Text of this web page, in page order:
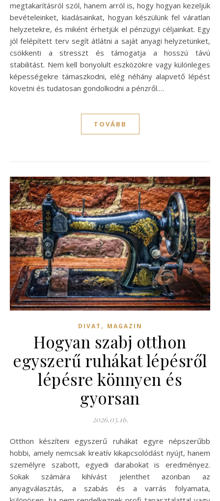
megtakarításról szól, hanem arról is, hogy hogyan kezeljük
bevételeinket, kiadásainkat, hogyan készülünk fel váratlan
helyzetekre, és miként érhetjük el pénzügyi céljainkat. Egy
jól felépített terv segít átlátni a saját anyagi helyzetünket,
csökkenti a stresszt és támogatja a hosszú távú
stabilitást. Nem kell bonyolult eszközökre vagy különleges
képességekre támaszkodni, elég néhány alapvető lépést
követni és tudatosan gondolkodni a pénzről.…
TOVÁBB
DIVAT , MAGAZIN
Hogyan szabj otthon
egyszerű ruhákat lépésről
lépésre könnyen és
gyorsan
2026.03.16.
Otthon készíteni egyszerű ruhákat egyre népszerűbb
hobbi, amely nemcsak kreatív kikapcsolódást nyújt, hanem
személyre szabott, egyedi darabokat is eredményez.
Sokak számára kihívást jelenthet azonban az
anyagválasztás, a szabás és a varrás folyamata,